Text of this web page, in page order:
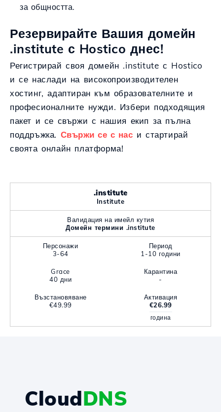
за общността.
Резервирайте Вашия домейн
.institute с Hostico днес!
Регистрирай своя домейн .institute с Hostico
и се наслади на високопроизводителен
хостинг, адаптиран към образователните и
професионалните нужди. Избери подходящия
пакет и се свържи с нашия екип за пълна
поддръжка. Свържи се с нас и стартирай
своята онлайн платформа!
.institute
Institute
Валидация на имейл кутия
Домейн термини .institute
Персонажи
3-64
Период
1-10 години
Grace
40 дни
Карантина
-
Възстановяване
€49.99
Активация
€26.99
година
CloudDNS